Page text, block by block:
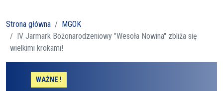
Strona główna
MGOK
IV Jarmark Bożonarodzeniowy "Wesoła Nowina" zbliża się
wielkimi krokami!
WAŻNE !